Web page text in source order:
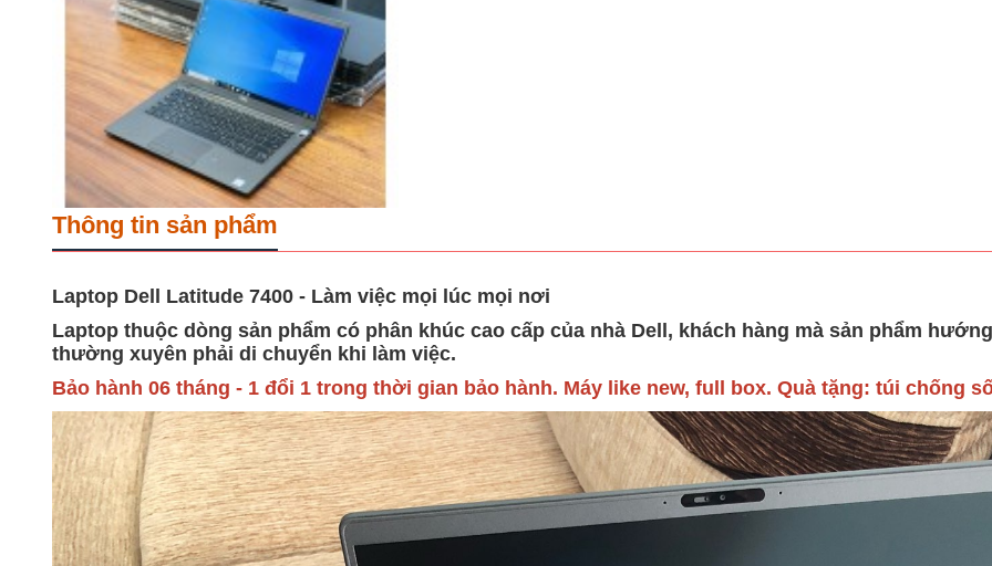
Thông tin sản phẩm
Laptop Dell Latitude 7400 - Làm việc mọi lúc mọi nơi
Laptop thuộc dòng sản phẩm có phân khúc cao cấp của nhà Dell, khách hàng mà sản phẩm
thường xuyên phải di chuyển khi làm việc.
Bảo hành 06 tháng - 1 đổi 1 trong thời gian bảo hành. Máy like new, full box. Quà tặng: túi chống